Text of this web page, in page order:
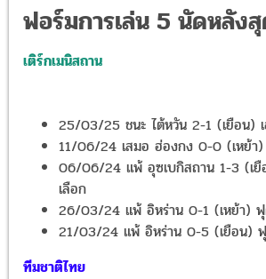
ฟอร์มการเล่น 5 นัดหลัง
เติร์กเมนิสถาน
25/03/25 ชนะ ไต้หวัน 2-1 (เยือน)
11/06/24 เสมอ ฮ่องกง 0-0 (เหย้า
06/06/24 แพ้ อุซเบกิสถาน 1-3 (เ
เลือก
26/03/24 แพ้ อิหร่าน 0-1 (เหย้า)
21/03/24 แพ้ อิหร่าน 0-5 (เยือน)
ทีมชาติไทย